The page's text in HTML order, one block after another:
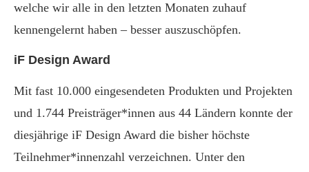
welche wir alle in den letzten Monaten zuhauf
kennengelernt haben – besser auszuschöpfen.
iF Design Award
Mit fast 10.000 eingesendeten Produkten und Projekten
und 1.744 Preisträger*innen aus 44 Ländern konnte der
diesjährige iF Design Award die bisher höchste
Teilnehmer*innenzahl verzeichnen. Unter den